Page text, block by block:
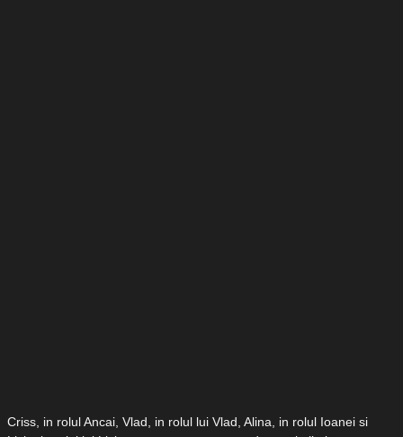
Criss, in rolul Ancai, Vlad, in rolul lui Vlad, Alina, in rolul Ioanei si